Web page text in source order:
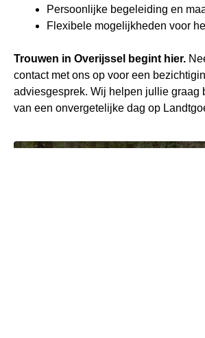
Persoonlijke begeleiding en
Flexibele mogelijkheden voor
Trouwen in Overijssel begint hier.
contact met ons op voor een
adviesgesprek. Wij helpen jullie graag
van een onvergetelijke dag op